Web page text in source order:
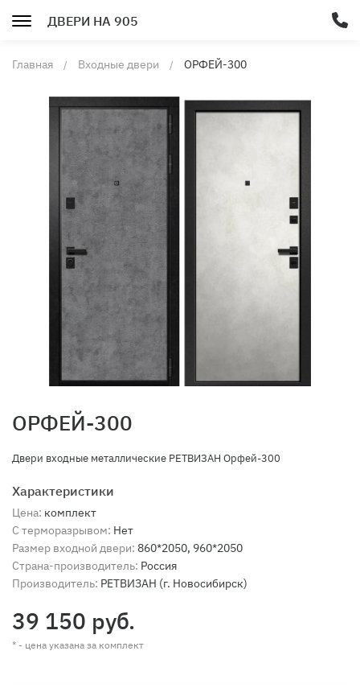
ДВЕРИ НА 905
Главная Входные двери ОРФЕЙ-300
ОРФЕЙ-300
Двери входные металлические РЕТВИЗАН Орфей-300
Характеристики
Цена: комплект
С терморазрывом: Нет
Размер входной двери: 860*2050, 960*2050
Страна-производитель: Россия
Производитель: РЕТВИЗАН (г. Новосибирск)
39 150 руб.
* - цена указана за комплект